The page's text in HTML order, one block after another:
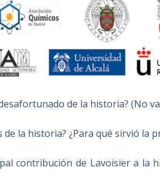
de la historia? (No
la historia? ¿Para qué sirvió la
contribución de Lavoisier a la